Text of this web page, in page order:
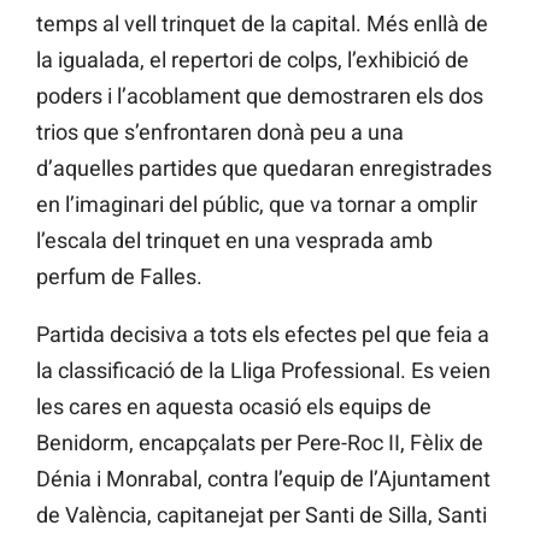
temps al vell trinquet de la capital. Més enllà de
la igualada, el repertori de colps, l’exhibició de
poders i l’acoblament que demostraren els dos
trios que s’enfrontaren donà peu a una
d’aquelles partides que quedaran enregistrades
en l’imaginari del públic, que va tornar a omplir
l’escala del trinquet en una vesprada amb
perfum de Falles.
Partida decisiva a tots els efectes pel que feia a
la classificació de la Lliga Professional. Es veien
les cares en aquesta ocasió els equips de
Benidorm, encapçalats per Pere-Roc II, Fèlix de
Dénia i Monrabal, contra l’equip de l’Ajuntament
de València, capitanejat per Santi de Silla, Santi